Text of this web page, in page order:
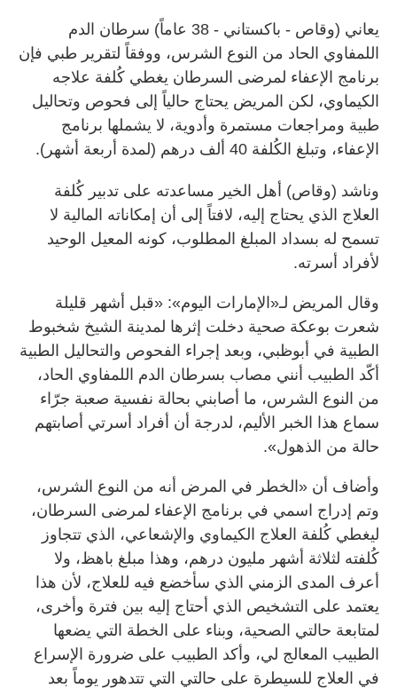
يعاني (وقاص - باكستاني - 38 عاماً) سرطان الدم
اللمفاوي الحاد من النوع الشرس، ووفقاً لتقرير طبي فإن
برنامج الإعفاء لمرضى السرطان يغطي كُلفة علاجه
الكيماوي، لكن المريض يحتاج حالياً إلى فحوص وتحاليل
طبية ومراجعات مستمرة وأدوية، لا يشملها برنامج
الإعفاء، وتبلغ الكُلفة 40 ألف درهم (لمدة أربعة أشهر).
وناشد (وقاص) أهل الخير مساعدته على تدبير كُلفة
العلاج الذي يحتاج إليه، لافتاً إلى أن إمكاناته المالية لا
تسمح له بسداد المبلغ المطلوب، كونه المعيل الوحيد
لأفراد أسرته.
وقال المريض لـ«الإمارات اليوم»: «قبل أشهر قليلة
شعرت بوعكة صحية دخلت إثرها لمدينة الشيخ شخبوط
الطبية في أبوظبي، وبعد إجراء الفحوص والتحاليل الطبية
أكّد الطبيب أنني مصاب بسرطان الدم اللمفاوي الحاد،
من النوع الشرس، ما أصابني بحالة نفسية صعبة جرّاء
سماع هذا الخبر الأليم، لدرجة أن أفراد أسرتي أصابتهم
حالة من الذهول».
وأضاف أن «الخطر في المرض أنه من النوع الشرس،
وتم إدراج اسمي في برنامج الإعفاء لمرضى السرطان،
ليغطي كُلفة العلاج الكيماوي والإشعاعي، الذي تتجاوز
كُلفته لثلاثة أشهر مليون درهم، وهذا مبلغ باهظ، ولا
أعرف المدى الزمني الذي سأخضع فيه للعلاج، لأن هذا
يعتمد على التشخيص الذي أحتاج إليه بين فترة وأخرى،
لمتابعة حالتي الصحية، وبناء على الخطة التي يضعها
الطبيب المعالج لي، وأكد الطبيب على ضرورة الإسراع
في العلاج للسيطرة على حالتي التي تتدهور يوماً بعد